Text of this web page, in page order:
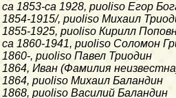
ca 1853-ca 1928, puoliso Егор
1854-1915/, puoliso Михаил
1855-1925, puoliso Кирилл
ca 1860-1941, puoliso Соломон
1860-, puoliso Павел Триодин
1864, Иван (Фамилия
1864, puoliso Михаил Баландин
1868, puoliso Василий Баландин